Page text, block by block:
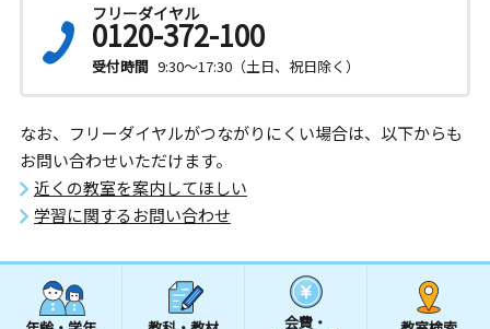
フリーダイヤル
0120-372-100
受付時間 9:30～17:30（土日、祝日除く）
なお、フリーダイヤルがつながりにくい場合は、以下からも
お問い合わせいただけます。
近くの教室を案内してほしい
学習に関するお問い合わせ
会費・